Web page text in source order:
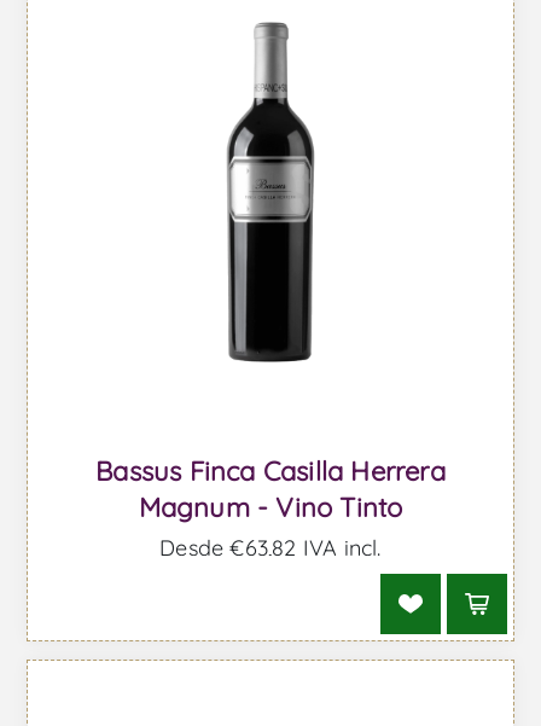
Bassus Finca Casilla Herrera
Magnum - Vino Tinto
Desde €63,82 IVA incl.